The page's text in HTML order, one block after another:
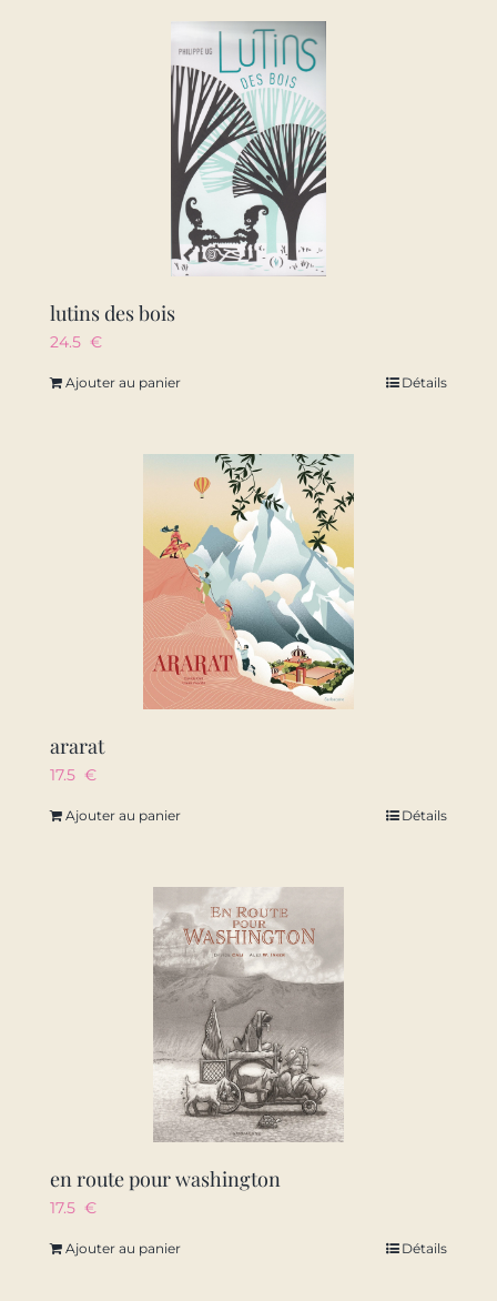
lutins des bois
24.5 €
Ajouter au panier Détails
ararat
17.5 €
Ajouter au panier Détails
en route pour washington
17.5 €
Ajouter au panier Détails